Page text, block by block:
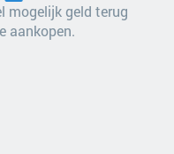
mogelijk geld terug
aankopen.